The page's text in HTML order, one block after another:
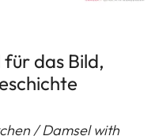
für das Bild,
/ Damsel with